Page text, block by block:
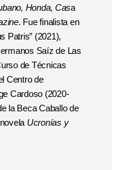
Honda, Casa
. Fue finalista en
Patris” (2021),
Saíz de Las
de Técnicas
Centro de
Cardoso (2020-
la Beca Caballo de
Ucronías y